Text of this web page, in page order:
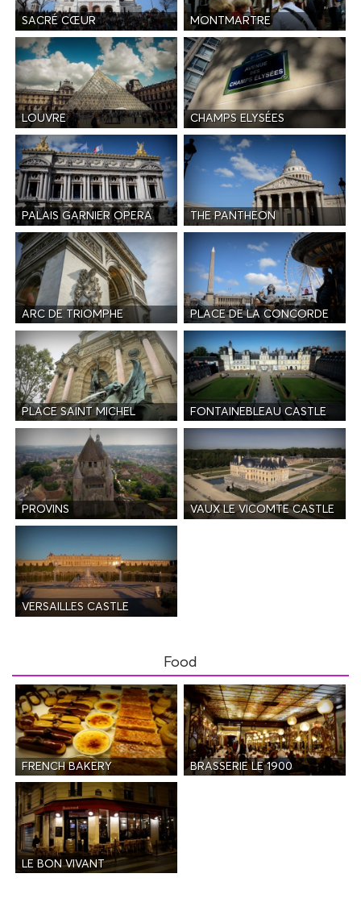
SACRÉ CŒUR MONTMARTRE
LOUVRE CHAMPS ELYSÉES
PALAIS GARNIER OPERA THE PANTHEON
ARC DE TRIOMPHE PLACE DE LA CONCORDE
PLACE SAINT MICHEL FONTAINEBLEAU CASTLE
PROVINS VAUX LE VICOMTE CASTLE
VERSAILLES CASTLE
Food
FRENCH BAKERY BRASSERIE LE 1900
LE BON VIVANT